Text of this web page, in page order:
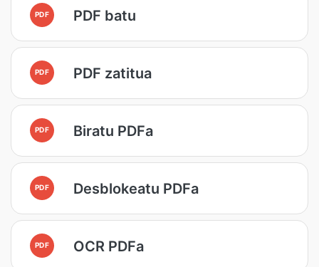
PDF PDF batu
PDF PDF zatitua
PDF Biratu PDFa
PDF Desblokeatu PDFa
PDF OCR PDFa